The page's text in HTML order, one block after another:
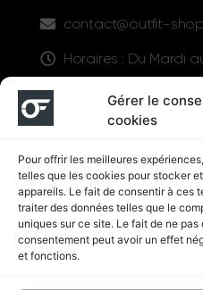
Gérer le
cookies
Pour offrir les meilleures
telles que les cookies pour stocker
appareils. Le fait de consentir à ces
traiter des données telles que le
uniques sur ce site. Le fait de ne
consentement peut avoir un effet
et fonctions.
contact@outfit-
Horaires : Du Mardi
LIENS